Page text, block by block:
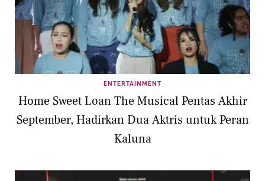
ENTERTAINMENT
Home Sweet Loan The Musical Pentas Akhir
September, Hadirkan Dua Aktris untuk Peran
Kaluna